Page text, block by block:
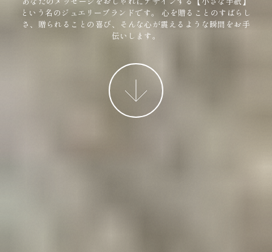
という名のジュエリーブランドです。
心を贈ることのすばらし
さ、贈られることの喜び、そんな心が震えるような瞬間をお手
伝いします。